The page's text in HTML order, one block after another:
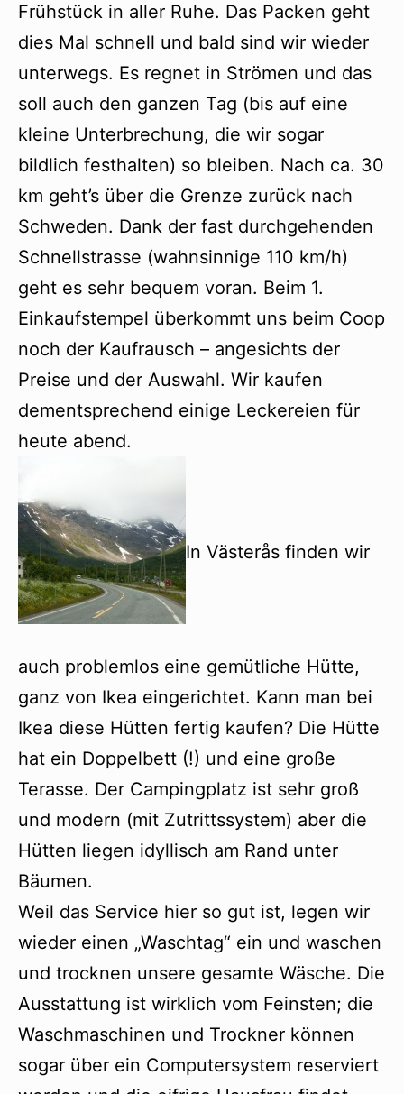
Frühstück in aller Ruhe. Das Packen geht
dies Mal schnell und bald sind wir wieder
unterwegs. Es regnet in Strömen und das
soll auch den ganzen Tag (bis auf eine
kleine Unterbrechung, die wir sogar
bildlich festhalten) so bleiben. Nach ca. 30
km geht’s über die Grenze zurück nach
Schweden. Dank der fast durchgehenden
Schnellstrasse (wahnsinnige 110 km/h)
geht es sehr bequem voran. Beim 1.
Einkaufstempel überkommt uns beim Coop
noch der Kaufrausch – angesichts der
Preise und der Auswahl. Wir kaufen
dementsprechend einige Leckereien für
heute abend.
In Västerås finden wir
auch problemlos eine gemütliche Hütte,
ganz von Ikea eingerichtet. Kann man bei
Ikea diese Hütten fertig kaufen? Die Hütte
hat ein Doppelbett (!) und eine große
Terasse. Der Campingplatz ist sehr groß
und modern (mit Zutrittssystem) aber die
Hütten liegen idyllisch am Rand unter
Bäumen.
Weil das Service hier so gut ist, legen wir
wieder einen „Waschtag“ ein und waschen
und trocknen unsere gesamte Wäsche. Die
Ausstattung ist wirklich vom Feinsten; die
Waschmaschinen und Trockner können
sogar über ein Computersystem reserviert